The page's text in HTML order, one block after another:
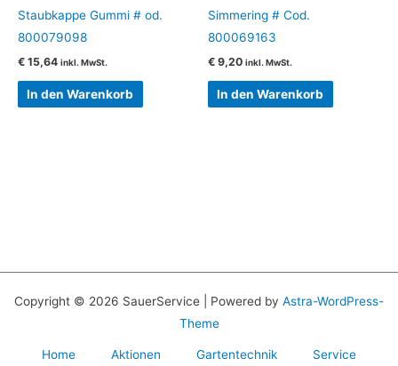
Staubkappe Gummi # od.
800079098
€ 15,64 inkl. MwSt.
In den Warenkorb
Simmering # Cod.
800069163
€ 9,20 inkl. MwSt.
In den Warenkorb
Copyright © 2026 SauerService | Powered by Astra-WordPress-
Theme
Home Aktionen Gartentechnik Service